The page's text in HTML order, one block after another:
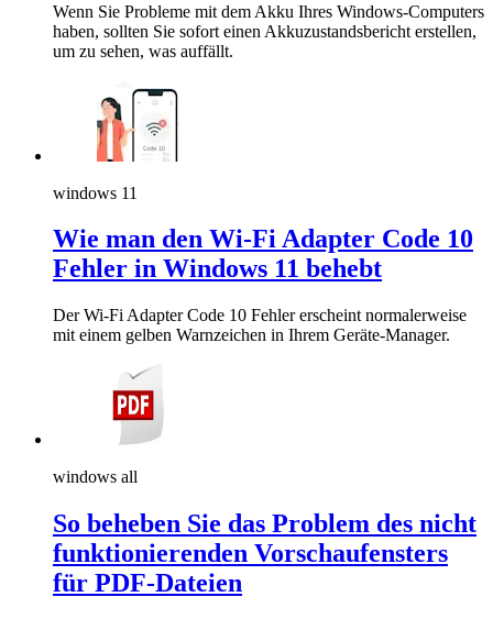
Wenn Sie Probleme mit dem Akku Ihres Windows-Computers
haben, sollten Sie sofort einen Akkuzustandsbericht erstellen,
um zu sehen, was auffällt.
windows 11
Wie man den Wi-Fi Adapter Code 10
Fehler in Windows 11 behebt
Der Wi-Fi Adapter Code 10 Fehler erscheint normalerweise
mit einem gelben Warnzeichen in Ihrem Geräte-Manager.
windows all
So beheben Sie das Problem des nicht
funktionierenden Vorschaufensters
für PDF-Dateien